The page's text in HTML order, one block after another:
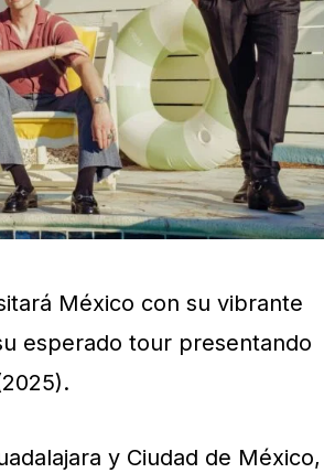
México con su vibrante
esperado tour presentando
y Ciudad de México,